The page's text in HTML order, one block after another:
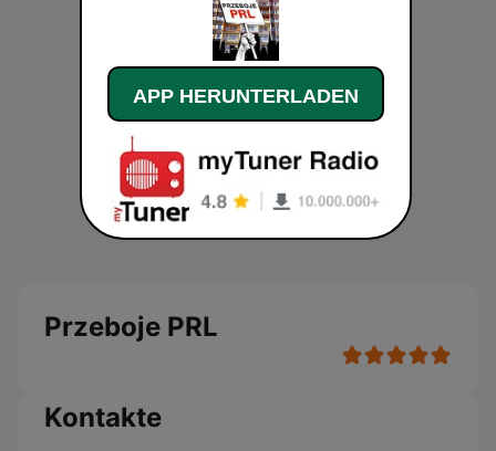
Przeboje PRL
Kontakte
APP HERUNTERLADEN